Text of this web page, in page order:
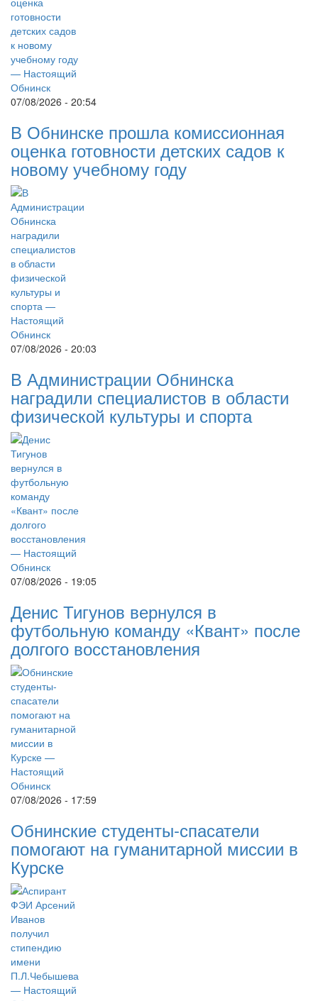
07/08/2026 - 20:54
В Обнинске прошла комиссионная
оценка готовности детских садов к
новому учебному году
07/08/2026 - 20:03
В Администрации Обнинска
наградили специалистов в области
физической культуры и спорта
07/08/2026 - 19:05
Денис Тигунов вернулся в
футбольную команду «Квант» после
долгого восстановления
07/08/2026 - 17:59
Обнинские студенты-спасатели
помогают на гуманитарной миссии в
Курске